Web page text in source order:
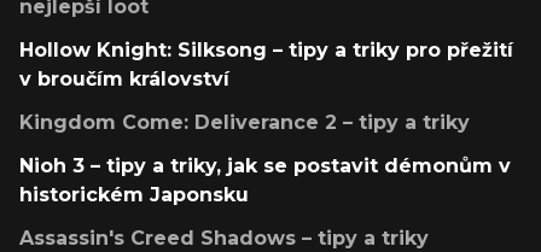
nejlepší loot
Hollow Knight: Silksong – tipy a triky pro přežití
v broučím království
Kingdom Come: Deliverance 2 – tipy a triky
Nioh 3 – tipy a triky, jak se postavit démonům v
historickém Japonsku
Assassin's Creed Shadows – tipy a triky